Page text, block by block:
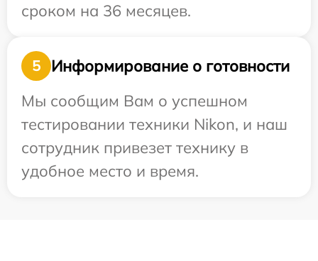
сроком на 36 месяцев.
5
Информирование о готовности
Мы сообщим Вам о успешном
тестировании техники Nikon, и наш
сотрудник привезет технику в
удобное место и время.